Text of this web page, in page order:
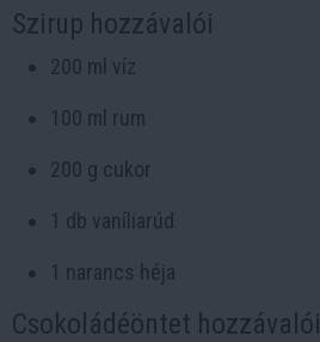
Szirup hozzávalói
200 ml víz
100 ml rum
200 g cukor
1 db vaníliarúd
1 narancs héja
Csokoládéöntet hozzávalói